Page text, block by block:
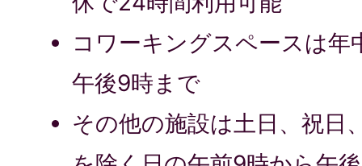
コワーキングスペースは年
午後9時まで
その他の施設は土日、祝日